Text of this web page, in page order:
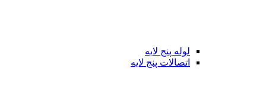
لوله پنج لایه
اتصالات پنج لایه